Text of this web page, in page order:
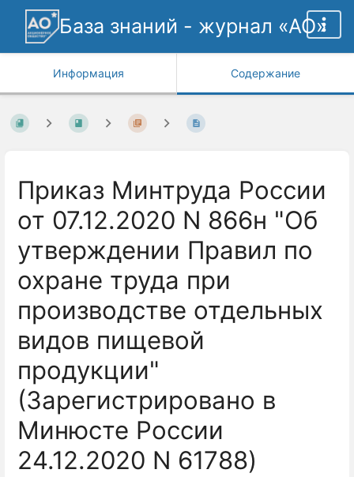
База знаний - журнал «АО»
Информация Содержание
Приказ Минтруда России
от 07.12.2020 N 866н "Об
утверждении Правил по
охране труда при
производстве отдельных
видов пищевой
продукции"
(Зарегистрировано в
Минюсте России
24.12.2020 N 61788)